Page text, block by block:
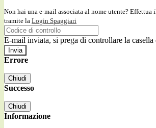
Non hai una e-mail associata al nome utente? Effettua
tramite la Login Spaggiari
E-mail inviata, si prega di controllare la casella
Errore
Chiudi
Successo
Chiudi
Informazione